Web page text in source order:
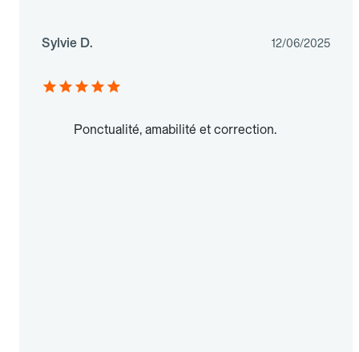
Sylvie D. 12/06/2025
Ponctualité, amabilité et correction.